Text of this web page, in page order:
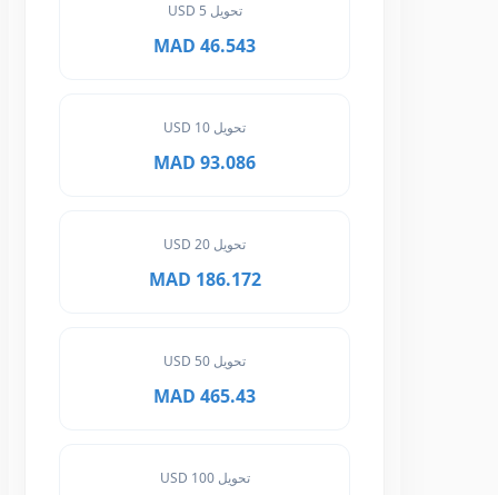
تحويل 5 USD
46.543 MAD
93.086 MAD
186.172 MAD
465.43 MAD
تحويل 100 USD